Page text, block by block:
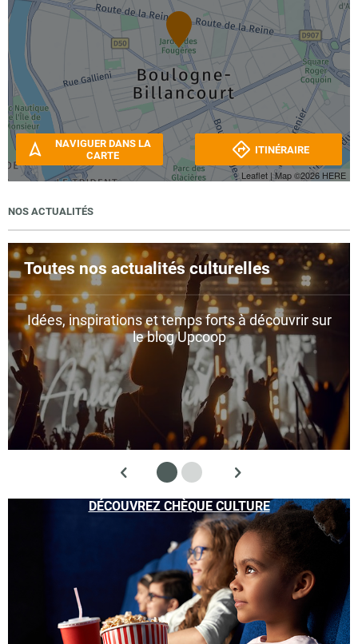
Leaflet | Map ©2026 HERE
NAVIGUER DANS LA
CARTE
ITINÉRAIRE
NOS ACTUALITÉS
Toutes nos actualités culturelles
Idées, inspirations et temps forts à découvrir sur
le blog Upcoop
DÉCOUVREZ CHÈQUE CULTURE